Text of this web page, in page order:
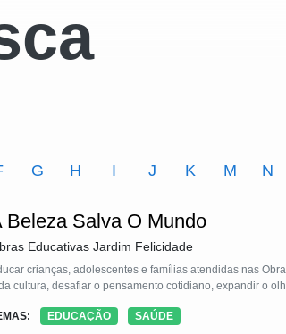
G H I J K M N
Beleza Salva O Mundo
Educativas Jardim Felicidade
crianças, adolescentes e famílias atendidas nas
cultura, desafiar o pensamento cotidiano, expandir o
EDUCAÇÃO SAÚDE